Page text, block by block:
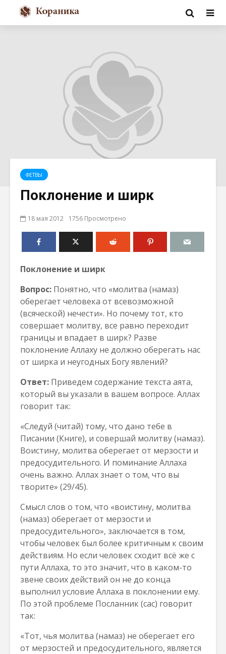
ФЕТВЫ
Поклонение и ширк
18 мая 2012 1756 Просмотрено
Поклонение и ширк
Вопрос: Понятно, что «молитва (намаз)
оберегает человека от всевозможной
(всяческой) нечести». Но почему тот, кто
совершает молитву, все равно переходит
границы и впадает в ширк? Разве
поклонение Аллаху не должно оберегать нас
от ширка и неугодных Богу явлений?
Ответ: Приведем содержание текста аята,
который вы указали в вашем вопросе. Аллах
говорит так:
«Следуй (читай) тому, что дано тебе в
Писании (Книге), и совершай молитву (намаз).
Воистину, молитва оберегает от мерзости и
предосудительного. И поминание Аллаха
очень важно. Аллах знает о том, что вы
творите» (29/45).
Смысл слов о том, что «воистину, молитва
(намаз) оберегает от мерзости и
предосудительного», заключается в том,
чтобы человек был более критичным к своим
действиям. Но если человек сходит всё же с
пути Аллаха, то это значит, что в каком-то
звене своих действий он не до конца
выполнил условие Аллаха в поклонении ему.
По этой проблеме Посланник (сас) говорит
так:
«Тот, чья молитва (намаз) не оберегает его
от мерзостей и предосудительного, является